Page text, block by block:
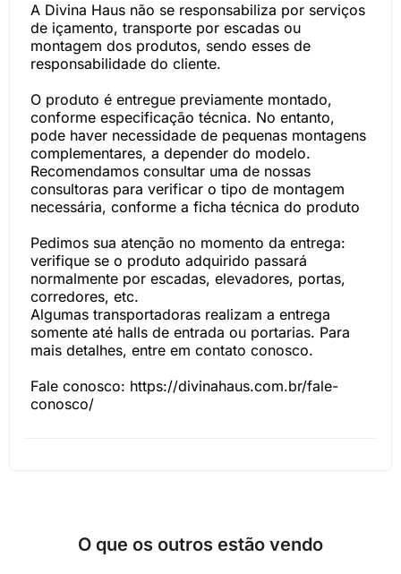
A Divina Haus não se responsabiliza por serviços
de içamento, transporte por escadas ou
montagem dos produtos, sendo esses de
responsabilidade do cliente.
O produto é entregue previamente montado,
conforme especificação técnica. No entanto,
pode haver necessidade de pequenas montagens
complementares, a depender do modelo.
Recomendamos consultar uma de nossas
consultoras para verificar o tipo de montagem
necessária, conforme a ficha técnica do produto
Pedimos sua atenção no momento da entrega:
verifique se o produto adquirido passará
normalmente por escadas, elevadores, portas,
corredores, etc.
Algumas transportadoras realizam a entrega
somente até halls de entrada ou portarias. Para
mais detalhes, entre em contato conosco.
Fale conosco: https://divinahaus.com.br/fale-
conosco/
O que os outros estão vendo